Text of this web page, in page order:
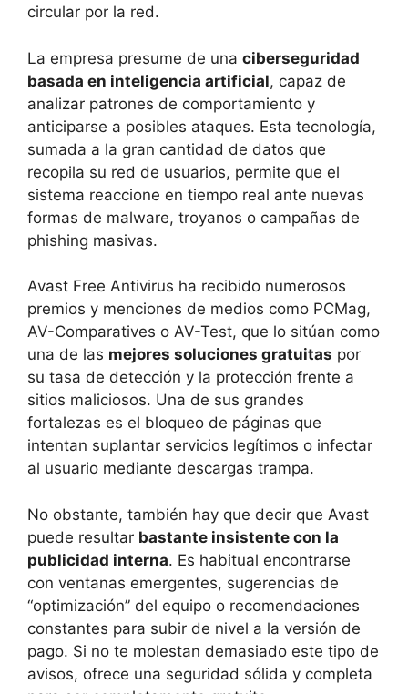
circular por la red.
La empresa presume de una ciberseguridad
basada en inteligencia artificial, capaz de
analizar patrones de comportamiento y
anticiparse a posibles ataques. Esta tecnología,
sumada a la gran cantidad de datos que
recopila su red de usuarios, permite que el
sistema reaccione en tiempo real ante nuevas
formas de malware, troyanos o campañas de
phishing masivas.
Avast Free Antivirus ha recibido numerosos
premios y menciones de medios como PCMag,
AV-Comparatives o AV-Test, que lo sitúan como
una de las mejores soluciones gratuitas por
su tasa de detección y la protección frente a
sitios maliciosos. Una de sus grandes
fortalezas es el bloqueo de páginas que
intentan suplantar servicios legítimos o infectar
al usuario mediante descargas trampa.
No obstante, también hay que decir que Avast
puede resultar bastante insistente con la
publicidad interna. Es habitual encontrarse
con ventanas emergentes, sugerencias de
“optimización” del equipo o recomendaciones
constantes para subir de nivel a la versión de
pago. Si no te molestan demasiado este tipo de
avisos, ofrece una seguridad sólida y completa